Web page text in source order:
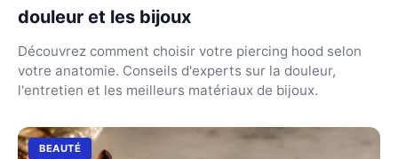
douleur et les bijoux
Découvrez comment choisir votre piercing hood selon
votre anatomie. Conseils d'experts sur la douleur,
l'entretien et les meilleurs matériaux de bijoux.
BEAUTÉ